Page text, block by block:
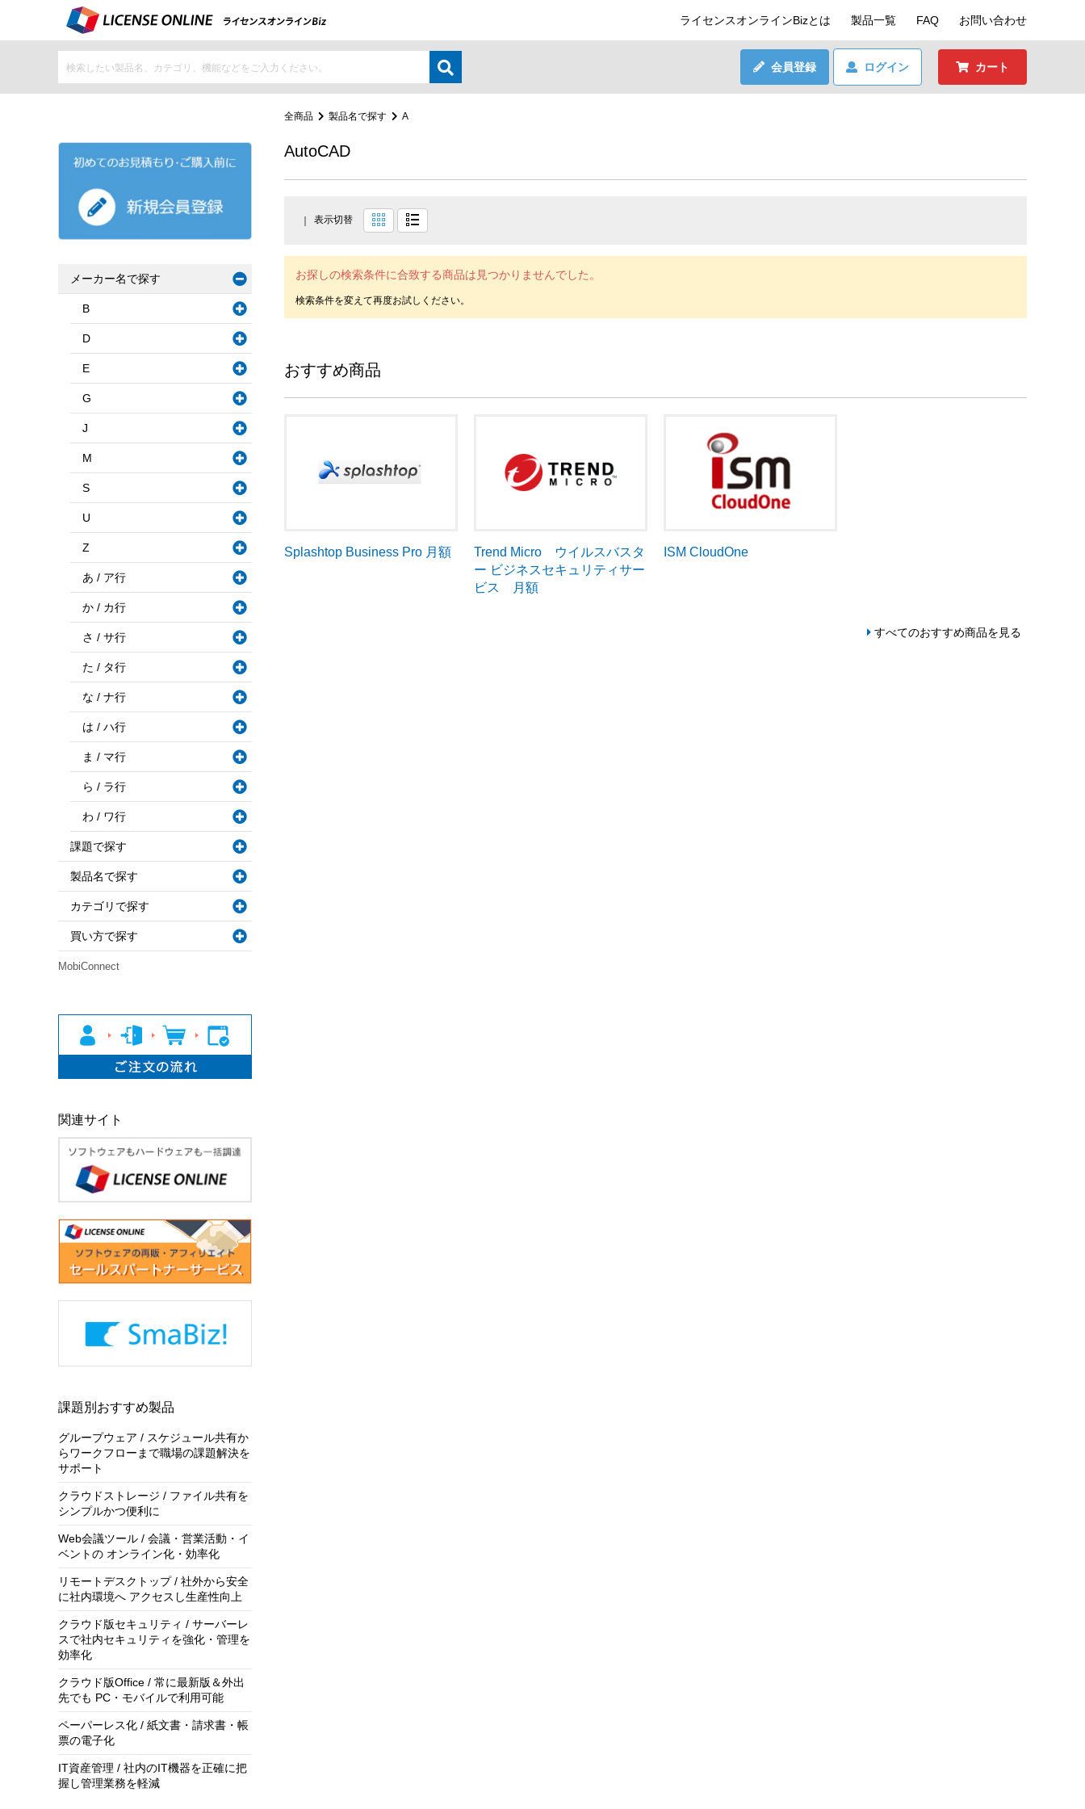
ライセンスオンラインBizとは 製品一覧 FAQ お問い合わせ
会員登録 ログイン カート
全商品 製品名で探す A
AutoCAD
表示切替
お探しの検索条件に合致する商品は見つかりませんでした。
おすすめ商品
Splashtop Business Pro 月額
Trend Micro ウイルスバスタ
ー ビジネスセキュリティサー
ビス 月額
ISM CloudOne
すべてのおすすめ商品を見る
メーカー名で探す
B
D
E
G
J
M
S
U
Z
あ / ア行
か / カ行
さ / サ行
た / タ行
な / ナ行
は / ハ行
ま / マ行
ら / ラ行
わ / ワ行
課題で探す
製品名で探す
カテゴリで探す
買い方で探す
MobiConnect
関連サイト
課題別おすすめ製品
グループウェア / スケジュール共有か
らワークフローまで職場の課題解決を
サポート
クラウドストレージ / ファイル共有を
シンプルかつ便利に
Web会議ツール / 会議・営業活動・イ
ベントの オンライン化・効率化
リモートデスクトップ / 社外から安全
に社内環境へ アクセスし生産性向上
クラウド版セキュリティ / サーバーレ
スで社内セキュリティを強化・管理を
効率化
クラウド版Office / 常に最新版＆外出
先でも PC・モバイルで利用可能
ペーパーレス化 / 紙文書・請求書・帳
票の電子化
IT資産管理 / 社内のIT機器を正確に把
握し管理業務を軽減